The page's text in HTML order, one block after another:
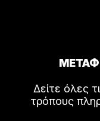
Δείτε όλες
τρόπους